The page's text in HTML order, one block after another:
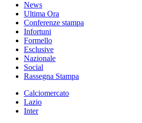
News
Ultima Ora
Conferenze stampa
Infortuni
Formello
Esclusive
Nazionale
Social
Rassegna Stampa
Calciomercato
Lazio
Inter